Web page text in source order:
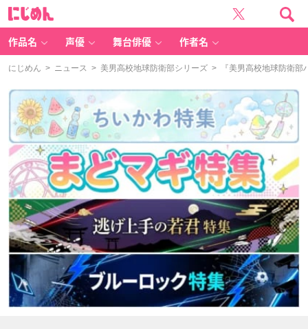
作品名 声優 舞台俳優 作者名
にじめん > ニュース > 美男高校地球防衛部シリーズ > 『美男高校地球防衛部